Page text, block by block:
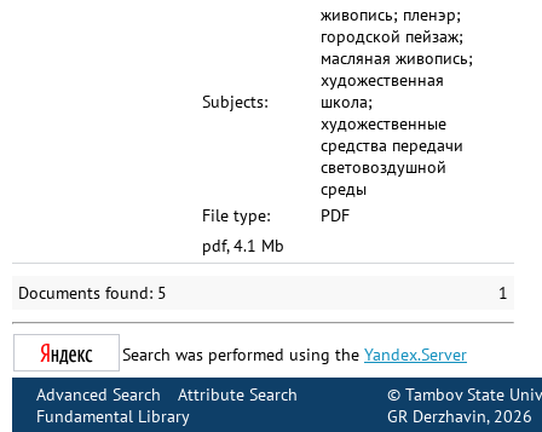
Subjects:
живопись; пленэр;
городской пейзаж;
масляная живопись;
художественная
школа;
художественные
средства передачи
световоздушной
среды
File type:
PDF
pdf, 4.1 Mb
Documents found: 5 1
Search was performed using the Yandex.Server
Advanced Search
Attribute Search
Fundamental Library
© Tambov State
GR Derzhavin, 2026